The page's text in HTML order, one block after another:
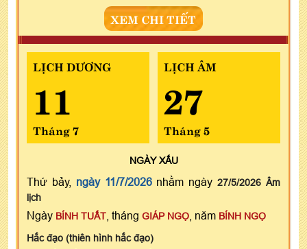
XEM CHI TIẾT
LỊCH DƯƠNG
11
Tháng 7
LỊCH ÂM
27
Tháng 5
NGÀYXẤU
Thứ bảy, ngày 11/7/2026nhằm ngày27/5/2026 Âm
lịch
Ngày BÍNH TUẤT , tháng GIÁP NGỌ , năm BÍNH NGỌ
Hắc đạo (thiên hình hắc đạo)